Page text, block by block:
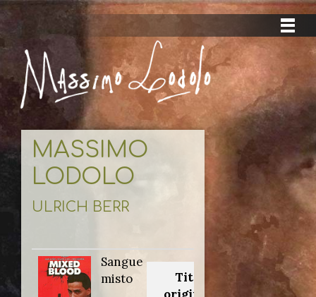
MASSIMO
LODOLO
ULRICH BERR
Sangue
misto
Titolo